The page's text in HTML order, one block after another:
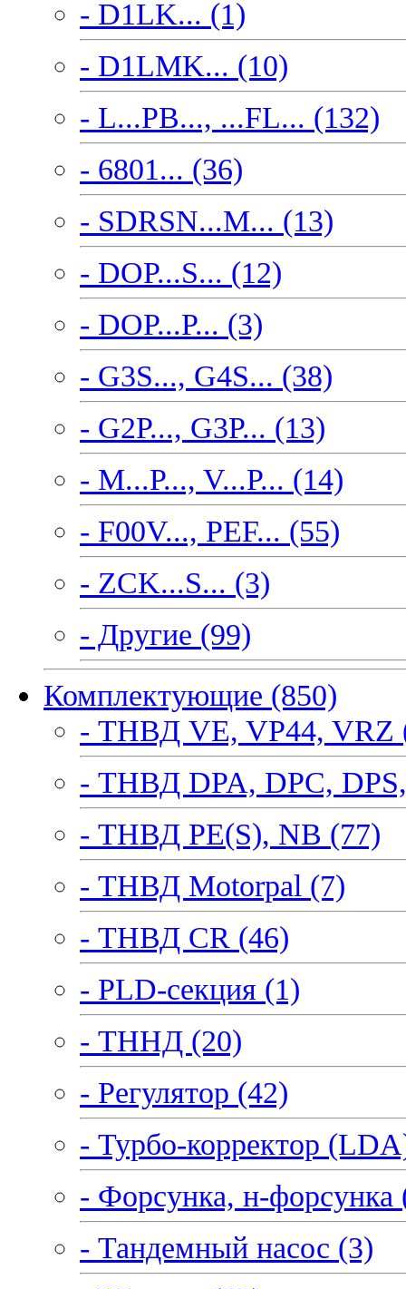
- D1LK... (1)
- D1LMK... (10)
- L...PB..., ...FL... (132)
- 6801... (36)
- SDRSN...M... (13)
- DOP...S... (12)
- DOP...P... (3)
- G3S..., G4S... (38)
- G2P..., G3P... (13)
- M...P..., V...P... (14)
- F00V..., PEF... (55)
- ZCK...S... (3)
- Другие (99)
Комплектующие (850)
- ТНВД VE, VP44, VRZ
- ТНВД DPA, DPC,
- ТНВД PE(S), NB (77)
- ТНВД Motorpal (7)
- ТНВД CR (46)
- PLD-секция (1)
- ТННД (20)
- Регулятор (42)
- Турбо-корректор
- Форсунка, н-форсунка
- Тандемный насос (3)